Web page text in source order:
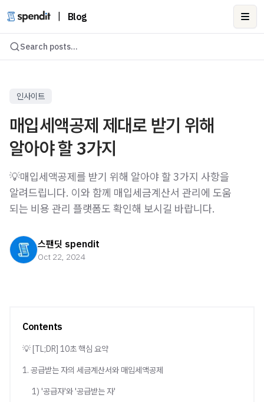
Blog
Search posts...
인사이트
매입세액공제 제대로 받기 위해
알아야 할 3가지
💡매입세액공제를 받기 위해 알아야 할 3가지 사항을
알려드립니다. 이와 함께 매입세금계산서 관리에 도움
되는 비용 관리 플랫폼도 확인해 보시길 바랍니다.
스팬딧 spendit
Oct 22, 2024
Contents
💡 [TL;DR] 10초 핵심 요약
1. 공급받는 자의 세금계산서와 매입세액공제
1) '공급자'와 '공급받는 자'